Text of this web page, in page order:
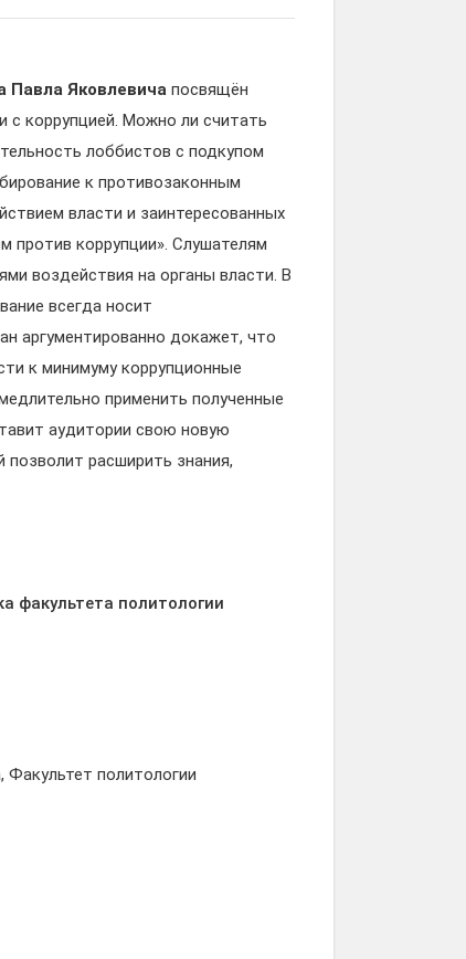
Павла Яковлевича посвящён
с коррупцией. Можно ли считать
лоббистов с подкупом
к противозаконным
власти и заинтересованных
против коррупции». Слушателям
воздействия на органы власти. В
всегда носит
аргументированно докажет, что
к минимуму коррупционные
применить полученные
аудитории свою новую
расширить знания,
факультета политологии
политологии